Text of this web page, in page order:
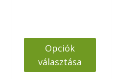
Opciók
választása